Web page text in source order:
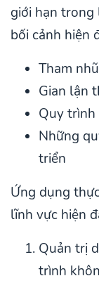
giới hạn trong
bối cảnh hiện
Tham
Gian lận
Quy trình
Những
triển
Ứng dụng
lĩnh vực hiện
Quản trị
trình